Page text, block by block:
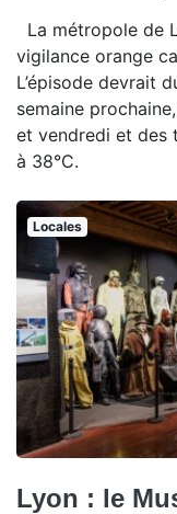
La métropole de
vigilance orange
L’épisode devrait
semaine
et vendredi et des
à 38°C.
Locales
Lyon : le